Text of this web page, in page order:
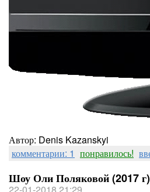
Автор: Denis Kazanskyi
комментарии: 1 понравилось!
Шоу Оли Поляковой (2017 г)